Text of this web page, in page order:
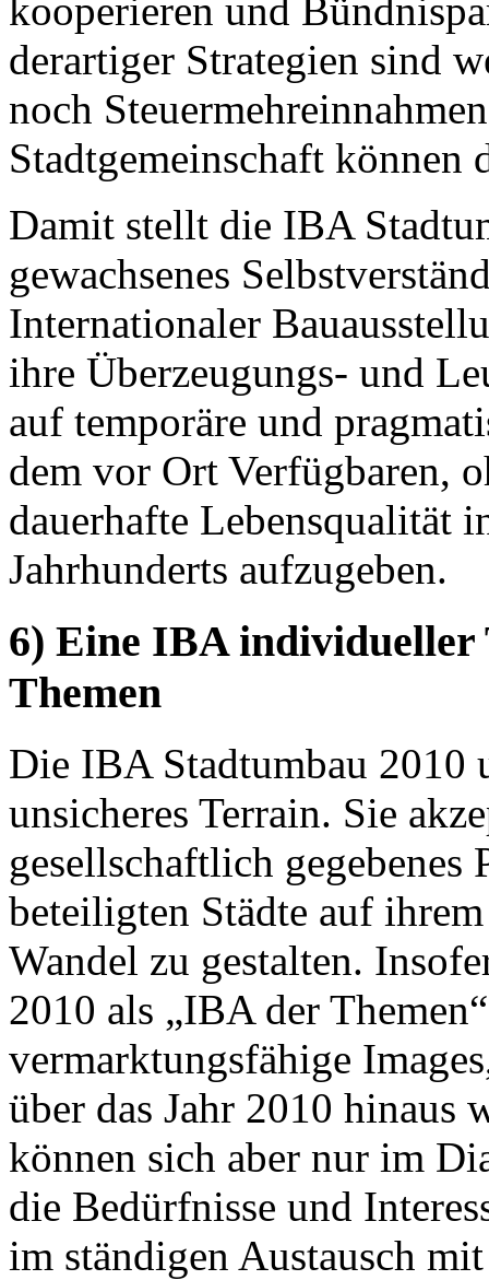
kooperieren und
derartiger Strategien sind
noch
Stadtgemeinschaft
Damit stellt die IBA
gewachsenes
Internationaler
ihre Überzeugungs- und
auf temporäre und
dem vor Ort Verfügbaren,
dauerhafte Lebensqualität
Jahrhunderts aufzugeben.
6) Eine IBA individueller
Themen
Die IBA Stadtumbau 2010
unsicheres Terrain. Sie
gesellschaftlich
beteiligten Städte auf
Wandel zu gestalten.
2010 als „IBA der
vermarktungsfähige
über das Jahr 2010 hinaus
können sich aber nur im
die Bedürfnisse und
im ständigen Austausch